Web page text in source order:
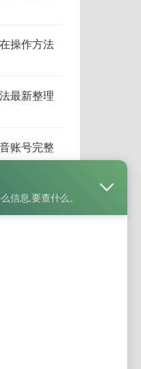
操作方法
最新整理
账号完整
法介绍分
程完整版
骤与技巧
经验分享
全面解析